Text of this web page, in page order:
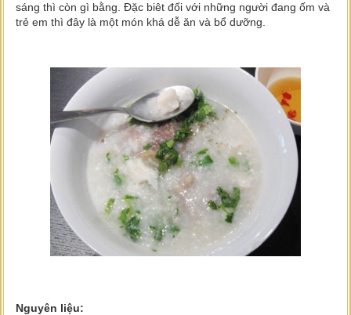
sáng thì còn gì bằng. Đặc biêt đối với những người đang ốm và
trẻ em thì đây là một món khá dễ ăn và bổ dưỡng.
Nguyên liệu: